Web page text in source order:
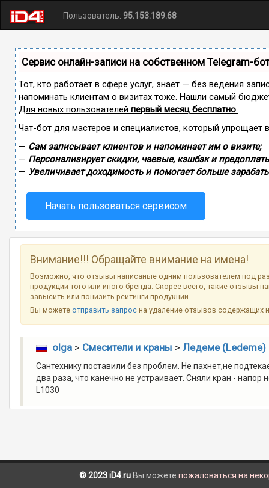
Пользователь: 95.153.189.68
Сервис онлайн-записи на собственном Telegram-
Тот, кто работает в сфере услуг, знает — без ведения
напоминать клиентам о визитах тоже. Нашли самый
Для новых пользователей первый месяц бесплатно.
Чат-бот для мастеров и специалистов, который упрощает
— Сам записывает клиентов и напоминает им о визите;
— Персонализирует скидки, чаевые, кэшбэк и
— Увеличивает доходимость и помогает больше
Начать пользоваться сервисом
Внимание!!! Обращайте внимание на имена!
Возможно, что отзывы написаные одним пользователем под
продукции того или иного бренда. Скорее всего, такие отзывы
завысить или понизить рейтинги продукции.
Вы можетеотправить запрос на удаление отзывов
olga> Смесители и краны > Ледеме (Ledeme)
Сантехнику поставили без проблем. Не пахнет,не
два раза, что канечно не устраивает. Сняли кран -
L1030
© 2023 iD4.ru Вы можете пожаловаться на